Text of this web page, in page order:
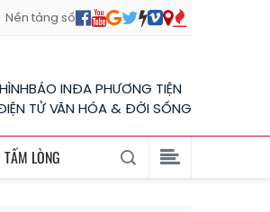
Nền tảng số
BÁO INĐA PHƯƠNG TIỆN
TỬ VĂN HÓA & ĐỜI SỐNG
TẤM LÒNG